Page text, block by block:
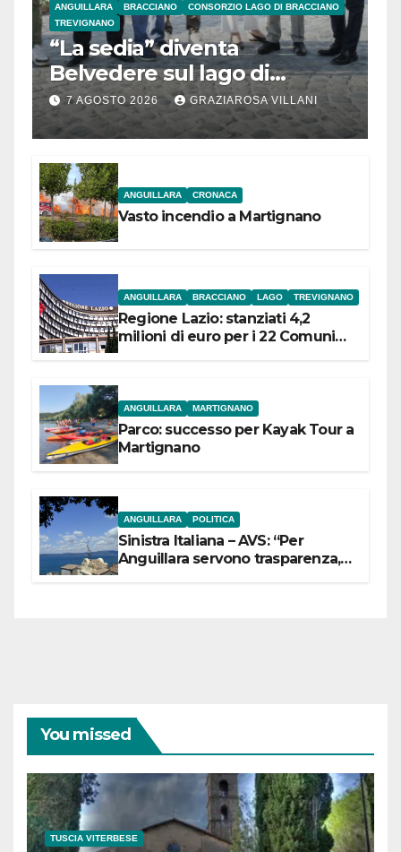
ANGUILLARA BRACCIANO
CONSORZIO LAGO DI BRACCIANO
TREVIGNANO
“La sedia” diventa
Belvedere sul lago di
Bracciano: ieri
l’inaugurazione
7 AGOSTO 2026 GRAZIAROSA VILLANI
ANGUILLARA CRONACA
Vasto incendio a Martignano
ANGUILLARA BRACCIANO LAGO TREVIGNANO
Regione Lazio: stanziati 4,2
milioni di euro per i 22 Comuni
ANGUILLARA MARTIGNANO
Parco: successo per Kayak Tour a
Martignano
ANGUILLARA POLITICA
Sinistra Italiana – AVS: “Per
Anguillara servono trasparenza,
You missed
TUSCIA VITERBESE